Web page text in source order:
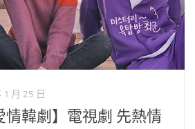
1 月 25 日
情韓劇】電視劇 先熱情